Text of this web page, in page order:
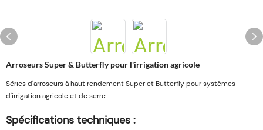
Arroseurs Super & Butterfly pour l'irrigation agricole
Séries d'arroseurs à haut rendement Super et Butterfly pour systèmes
d'irrigation agricole et de serre
Spécifications techniques :